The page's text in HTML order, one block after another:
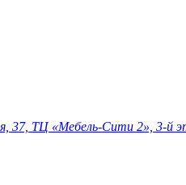
37, ТЦ «Мебель-Сити 2», 3-й